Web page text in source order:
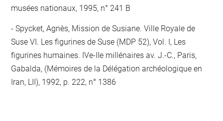
musées nationaux, 1995, n° 241 B
Spycket, Agnès, Mission de Susiane. Ville Royale de
Suse VI. Les figurines de Suse (MDP 52), Vol. I, Les
figurines humaines. IVe-IIe millénaires av. J.-C., Paris,
Gabalda, (Mémoires de la Délégation archéologique en
Iran, LII), 1992, p. 222, n° 1386